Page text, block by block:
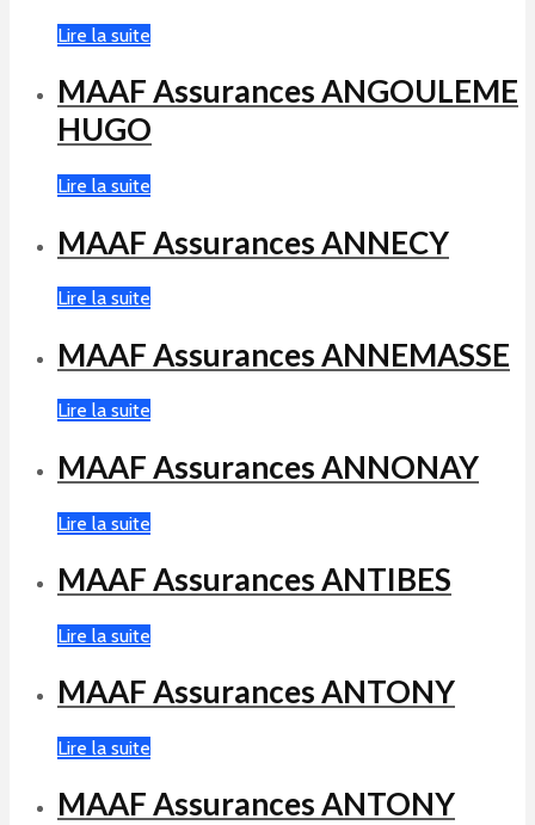
Lire la suite
MAAF Assurances ANGOULEME
HUGO
Lire la suite
MAAF Assurances ANNECY
Lire la suite
MAAF Assurances ANNEMASSE
Lire la suite
MAAF Assurances ANNONAY
Lire la suite
MAAF Assurances ANTIBES
Lire la suite
MAAF Assurances ANTONY
Lire la suite
MAAF Assurances ANTONY